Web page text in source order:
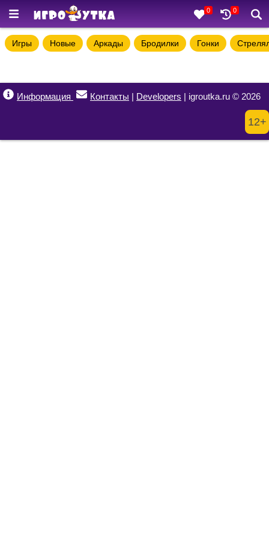
0 0
Игры Новые Аркады Бродилки Гонки
Информация Контакты | Developers | igroutka.ru © 2026
12+